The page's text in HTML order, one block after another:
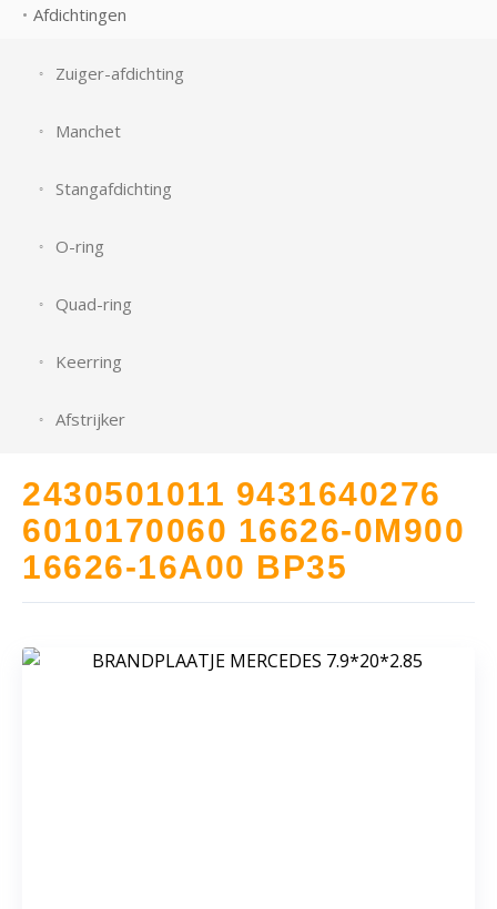
Afdichtingen
Zuiger-afdichting
Manchet
Stangafdichting
O-ring
Quad-ring
Keerring
Afstrijker
2430501011 9431640276
6010170060 16626-0M900
16626-16A00 BP35